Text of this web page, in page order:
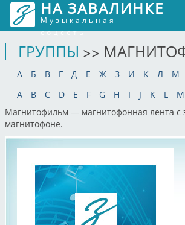
НА ЗАВАЛИНКЕ
Музыкальная
соцсеть
ГРУППЫ >>
А Б В Г Д Е Ж З И К Л М
A
B C D E F G H I J K L M
Магнитофильм — магнитофонная лента с
магнитофоне.